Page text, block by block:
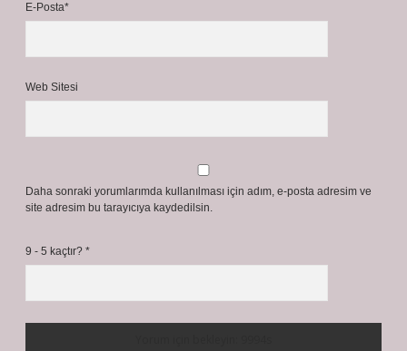
E-Posta*
Web Sitesi
Daha sonraki yorumlarımda kullanılması için adım, e-posta adresim ve
site adresim bu tarayıcıya kaydedilsin.
9 - 5 kaçtır? *